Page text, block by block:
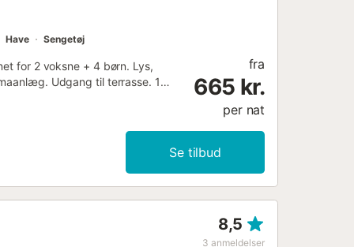
Have Sengetøj
for 2 voksne + 4 børn. Lys,
Udgang til terrasse. 1
fryser, elektrisk
over bjergene og have. Til
[WLAN]). Parkeringsplads nr. 34.
fra
665 kr.
per nat
Se tilbud
8,5
3 anmeldelser